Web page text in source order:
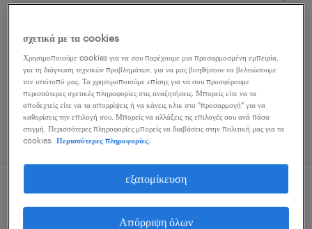
μόνιμη
δημοσιεύτηκε 6 αυγούστου 2026
electrical design engineer
σχετικά με τα cookies
Χρησιμοποιούμε cookies για να σου παρέχουμε μια προσαρμοσμένη εμπειρία,
για τη διάγνωση τεχνικών προβλημάτων, για να μας βοηθήσουν να βελτιώσουμε
τον ιστότοπό μας. Τα χρησιμοποιούμε επίσης για να σου προσφέρουμε
περισσότερες σχετικές πληροφορίες στις αναζητήσεις. Μπορείς είτε να τα
αποδεχτείς είτε να τα απορρίψεις ή να κάνεις κλικ στο "προσαρμογή" για να
καθορίσεις την επιλογή σου. Μπορείς να αλλάξεις τις επιλογές σου ανά πάσα
στιγμή. Περισσότερες πληροφορίες μπορείς να διαβάσεις στην πολιτική μας για τα
cookies.
Περισσότερες πληροφορίες.
εξατομίκευση
Απόρριψη όλων